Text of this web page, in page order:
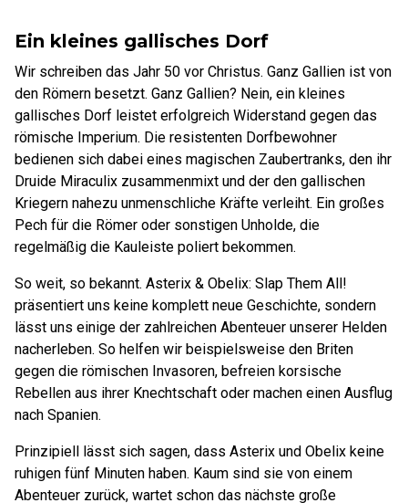
Ein kleines gallisches Dorf
Wir schreiben das Jahr 50 vor Christus. Ganz Gallien ist von
den Römern besetzt. Ganz Gallien? Nein, ein kleines
gallisches Dorf leistet erfolgreich Widerstand gegen das
römische Imperium. Die resistenten Dorfbewohner
bedienen sich dabei eines magischen Zaubertranks, den ihr
Druide Miraculix zusammenmixt und der den gallischen
Kriegern nahezu unmenschliche Kräfte verleiht. Ein großes
Pech für die Römer oder sonstigen Unholde, die
regelmäßig die Kauleiste poliert bekommen.
So weit, so bekannt. Asterix & Obelix: Slap Them All!
präsentiert uns keine komplett neue Geschichte, sondern
lässt uns einige der zahlreichen Abenteuer unserer Helden
nacherleben. So helfen wir beispielsweise den Briten
gegen die römischen Invasoren, befreien korsische
Rebellen aus ihrer Knechtschaft oder machen einen Ausflug
nach Spanien.
Prinzipiell lässt sich sagen, dass Asterix und Obelix keine
ruhigen fünf Minuten haben. Kaum sind sie von einem
Abenteuer zurück, wartet schon das nächste große